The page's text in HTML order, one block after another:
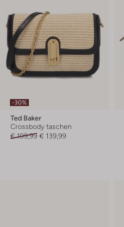
-30%
Ted Baker
Crossbody taschen
€ 199,99 € 139,99